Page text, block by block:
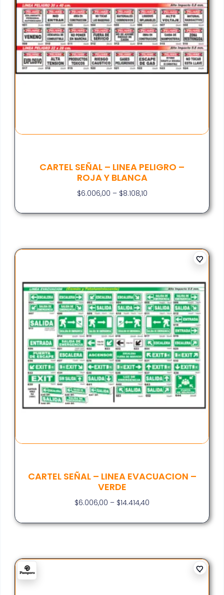
CARTEL SEÑAL – LINEA PELIGRO –
ROJA Y BLANCA
$6.006,00 – $8.108,10
CARTEL SEÑAL – LINEA EVACUACION –
VERDE
$6.006,00 – $14.414,40